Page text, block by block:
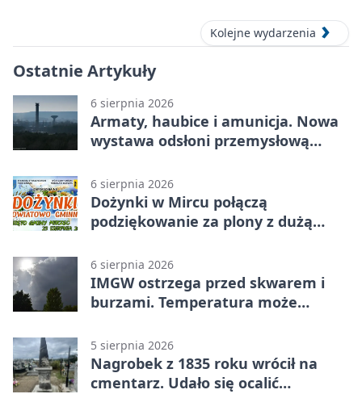
Kolejne wydarzenia
Ostatnie Artykuły
6 sierpnia 2026
Armaty, haubice i amunicja. Nowa
wystawa odsłoni przemysłową
6 sierpnia 2026
Dożynki w Mircu połączą
podziękowanie za plony z dużą
6 sierpnia 2026
IMGW ostrzega przed skwarem i
burzami. Temperatura może
5 sierpnia 2026
Nagrobek z 1835 roku wrócił na
cmentarz. Udało się ocalić